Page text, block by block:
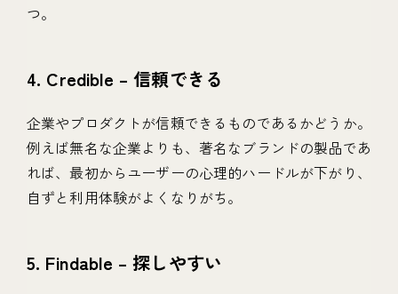
つ。
4. Credible – 信頼できる
企業やプロダクトが信頼できるものであるかどうか。
例えば無名な企業よりも、著名なブランドの製品であ
れば、最初からユーザーの心理的ハードルが下がり、
自ずと利用体験がよくなりがち。
5. Findable – 探しやすい